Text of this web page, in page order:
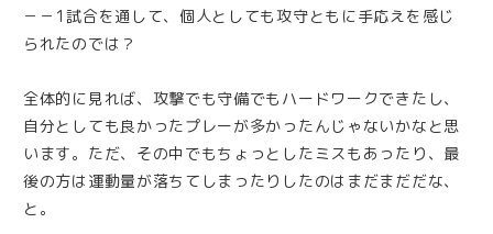
－－1試合を通して、個人としても攻守ともに手応えを感じ
られたのでは？
全体的に見れば、攻撃でも守備でもハードワークできたし、
自分としても良かったプレーが多かったんじゃないかなと思
います。ただ、その中でもちょっとしたミスもあったり、最
後の方は運動量が落ちてしまったりしたのはまだまだだな、
と。